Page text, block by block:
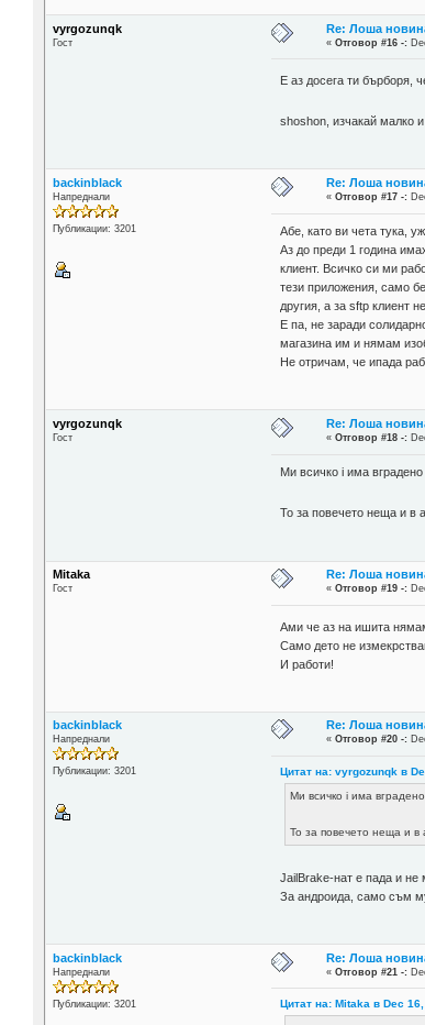
vyrgozunqk
Гост
Re: Лоша
«Отговор #16 -:
E aз досега ти бърборя,
shoshon, изчакай малко
backinblack
Напреднали
Публикации: 3201
Re: Лоша
«Отговор #17 -:
Абе, като ви чета тука,
Аз до преди 1 година
клиент. Всичко си ми
тези приложения, само
другия, а за sftp клиент
Е па, не заради
магазина им и нямам
Не отричам, че ипада
vyrgozunqk
Гост
Re: Лоша
«Отговор #18 -:
Ми всичко i има
То за повечето неща и в
Mitaka
Гост
Re: Лоша
«Отговор #19 -:
Ами че аз на ишита
Само дето не
И работи!
backinblack
Напреднали
Публикации: 3201
Re: Лоша
«Отговор #20 -:
Цитат на: vyrgozunqk в
Ми всичко i има
То за повечето неща и
JailBrake-нат е пада и
За андроида, само съм
backinblack
Напреднали
Публикации: 3201
Re: Лоша
«Отговор #21 -:
Цитат на: Mitaka в Dec